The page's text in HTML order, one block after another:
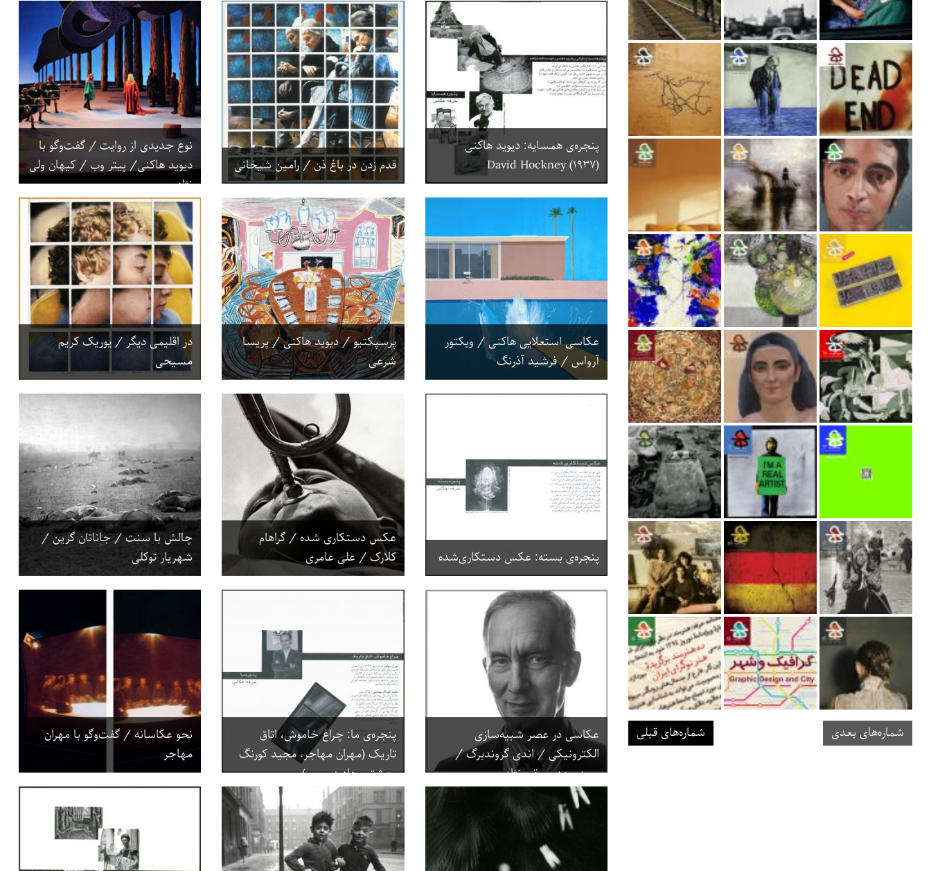
پنجره‌ی همسایه: دیوید هاکنی
(۱۹۳۷) David Hockney
قدم زدن در باغ ذن / رامین شیخانی
نوع جدیدی از روایت / گفت‌وگو با
دیوید هاکنی/ پیتر وب / کیهان ولی
نژاد
عکاسی استعلایی هاکنی / ویکتور
آرواس / فرشید آذرنگ
پرسپکتیو / دیوید هاکنی / پریسا
شرعی
در اقلیمی دیگر / یوریک کریم
مسیحی
پنجره‌ی بسته: عکس دستکاری‌شده
عکس دستکاری شده / گراهام
کلارک / علی عامری
چالش با سنت / جاناتان گرین /
شهریار توکلی
عکاسی در عصر شبیه‌سازی
الکترونیکی / اندی گروندبرگ /
سید مهدی مقیم‌نژاد
پنجره‌ی ما: چراغ خاموش، اتاق
تاریک (مهران مهاجر، مجید کورنگ
بهشتی، دادبه بصیر)
نحو عکاسانه / گفت‌وگو با مهران
مهاجر
شماره‌های بعدی شماره‌های قبلی